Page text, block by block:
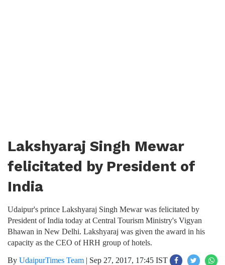
Lakshyaraj Singh Mewar
felicitated by President of
India
Udaipur's prince Lakshyaraj Singh Mewar was felicitated by
President of India today at Central Tourism Ministry's Vigyan
Bhawan in New Delhi. Lakshyaraj was given the award in his
capacity as the CEO of HRH group of hotels.
By UdaipurTimes Team | Sep 27, 2017, 17:45 IST